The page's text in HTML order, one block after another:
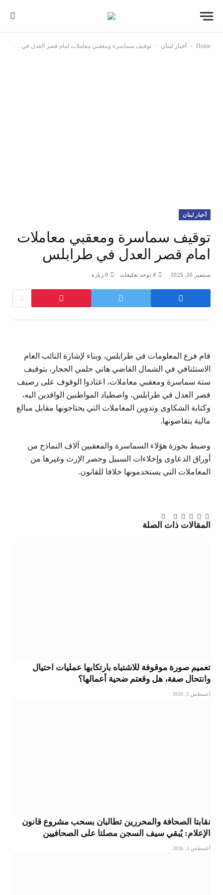
Home
- أخبار لبنان - توقيف سماسرة ومعقبي معاملات امام قصر العدل في طرابلس
أخبار لبنان
توقيف سماسرة ومعقبي معاملات
امام قصر العدل في طرابلس
سبتمبر 20, 2025 لا توجد تعليقات 0 زيارة
قام فرع المعلومات في طرابلس، وبناء لإشارة النائب العام
الاستئنافي في الشمال القاضي هاني حلمي الحجار، بتوقيف
ستة سماسرة ومعقبي معاملات، اعتادوا الوقوف على رصيف
قصر العدل في طرابلس، واصطياد المواطنين الوافدين اليه،
وكتابة الشكاوى وتدوين المعاملات التي يحتاجونها مقابل مبالغ
مالية يتقاضونها.
وضبط بحوزة هؤلاء السماسرة والمعقبين آلاف النماذج من
أوراق الدعاوى وإخلاءات السبيل وحصر الإرث وغيرها من
المعاملات التي يستخدمونها خلافا للقانون.
فيسبوك
تويتربينتيريست
لينكدإن
Tumblr
تيلقرام
البريد
الإلكتروني
المقالات ذات الصلة
تعميم صورة موقوفة للاشتباه بارتكابها عمليات احتيال
وانتحال صفة، هل وقعتم ضحية أعمالها؟
أغسطس 5, 2026
نقابتا الصحافة والمحررين تطالبان بسحب مشروع قانون
الإعلام: يُبقي سيف السجن مصلتا على الصحافيين
أغسطس 5, 2026